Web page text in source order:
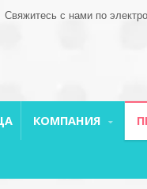
Свяжитесь с нами по
КОМПАНИЯ